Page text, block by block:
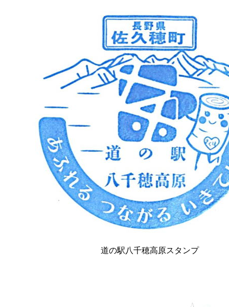
道の駅八千穂高原スタンプ